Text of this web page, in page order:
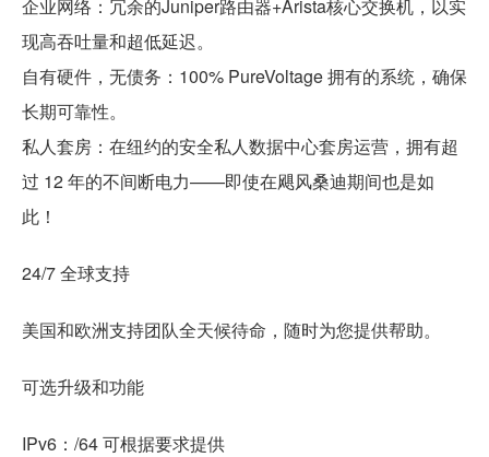
企业网络：冗余的Juniper路由器+Arista核心交换机，以实
现高吞吐量和超低延迟。
自有硬件，无债务：100% PureVoltage 拥有的系统，确保
长期可靠性。
私人套房：在纽约的安全私人数据中心套房运营，拥有超
过 12 年的不间断电力——即使在飓风桑迪期间也是如
此！
24/7 全球支持
美国和欧洲支持团队全天候待命，随时为您提供帮助。
可选升级和功能
IPv6：/64 可根据要求提供